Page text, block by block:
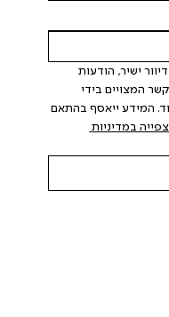
אני מאשר/ת ומסכימ/ה לקבלת דיוור ישיר, הודעות
החברה ובכלל זה דוא"ל SMS ועוד. המידע ייאסף בהתאם
צפייה במדיניות